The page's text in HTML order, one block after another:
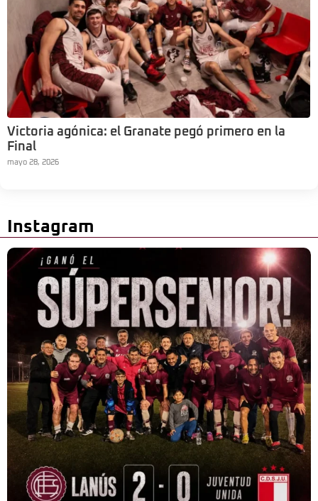
Victoria agónica: el Granate pegó primero en la
Final
mayo 28, 2026
Instagram